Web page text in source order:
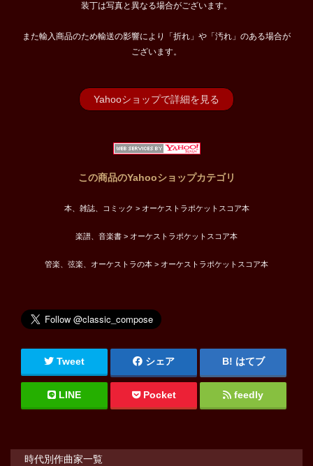
装丁は写真と異なる場合がございます。
また輸入商品のため輸送の影響により「折れ」や「汚れ」のある場合が
ございます。
Yahooショップで詳細を見る
この商品のYahooショップカテゴリ
本、雑誌、コミック > オーケストラポケットスコア本
楽譜、音楽書 > オーケストラポケットスコア本
管楽、弦楽、オーケストラの本 > オーケストラポケットスコア本
Tweet シェア はてブ
LINE Pocket feedly
時代別作曲家一覧